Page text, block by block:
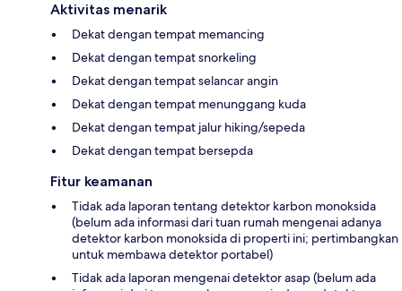
Aktivitas menarik
Dekat dengan tempat memancing
Dekat dengan tempat snorkeling
Dekat dengan tempat selancar angin
Dekat dengan tempat menunggang kuda
Dekat dengan tempat jalur hiking/sepeda
Dekat dengan tempat bersepda
Fitur keamanan
Tidak ada laporan tentang detektor karbon monoksida
(belum ada informasi dari tuan rumah mengenai adanya
detektor karbon monoksida di properti ini; pertimbangkan
untuk membawa detektor portabel)
Tidak ada laporan mengenai detektor asap (belum ada